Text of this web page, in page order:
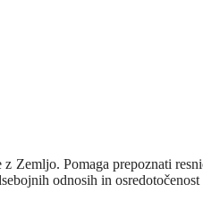
Zemljo. Pomaga prepoznati
odnosih in